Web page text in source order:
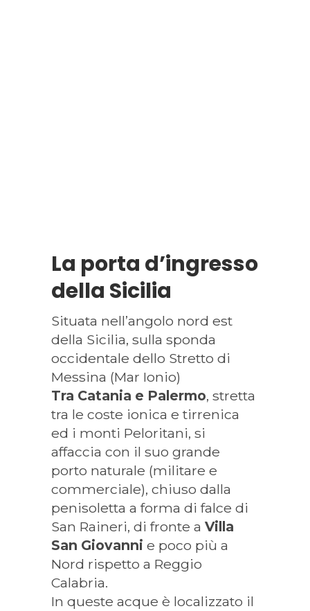
La porta d’ingresso
della Sicilia
Situata nell’angolo nord est
della Sicilia, sulla sponda
occidentale dello Stretto di
Messina (Mar Ionio)
Tra Catania e Palermo, stretta
tra le coste ionica e tirrenica
ed i monti Peloritani, si
affaccia con il suo grande
porto naturale (militare e
commerciale), chiuso dalla
penisoletta a forma di falce di
San Raineri, di fronte a Villa
San Giovanni e poco più a
Nord rispetto a Reggio
Calabria.
In queste acque è localizzato il